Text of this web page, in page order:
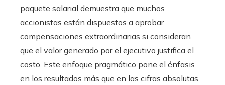
paquete salarial demuestra que muchos
accionistas están dispuestos a aprobar
compensaciones extraordinarias si consideran
que el valor generado por el ejecutivo justifica el
costo. Este enfoque pragmático pone el énfasis
en los resultados más que en las cifras absolutas.